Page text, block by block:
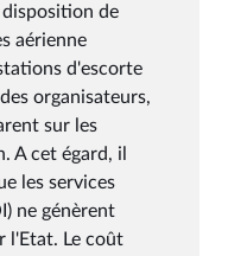
disposition de
aérienne
d'escorte
organisateurs,
sur les
A cet égard, il
les services
ne génèrent
l'Etat. Le coût